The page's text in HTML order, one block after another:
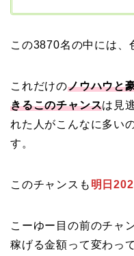
この3870名の中には、
これだけのノウハウと
きるこのチャンスは見
れた人がこんなに多い
す。
このチャンスも 明日
こーゆー目の前のチャ
稼げる金額って変わっ